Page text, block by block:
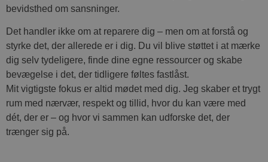
bevidsthed om sansninger.
Det handler ikke om at reparere dig – men om at forstå og
styrke det, der allerede er i dig. Du vil blive støttet i at mærke
dig selv tydeligere, finde dine egne ressourcer og skabe
bevægelse i det, der tidligere føltes fastlåst.
Mit vigtigste fokus er altid mødet med dig. Jeg skaber et trygt
rum med nærvær, respekt og tillid, hvor du kan være med
dét, der er – og hvor vi sammen kan udforske det, der
trænger sig på.